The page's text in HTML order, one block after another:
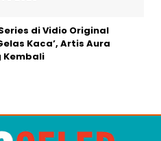
di Vidio Original
Kaca’, Artis Aura
Kembali